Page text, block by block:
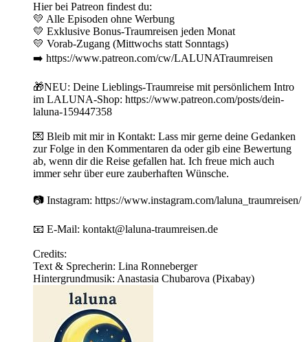
Hier bei Patreon findest du:
💛 Alle Episoden ohne Werbung
💛 Exklusive Bonus-Traumreisen jeden Monat
💛 Vorab-Zugang (Mittwochs statt Sonntags)
➡️ https://www.patreon.com/cw/LALUNATraumreisen
🎁NEU: Deine Lieblings-Traumreise mit persönlichem Intro
im LALUNA-Shop: https://www.patreon.com/posts/dein-
laluna-159447358
💌 Bleib mit mir in Kontakt: Lass mir gerne deine Gedanken
zur Folge in den Kommentaren da oder gib eine Bewertung
ab, wenn dir die Reise gefallen hat. Ich freue mich auch
immer sehr über eure zauberhaften Wünsche.
📷 Instagram: https://www.instagram.com/laluna_traumreisen/
📧 E-Mail: kontakt@laluna-traumreisen.de
Credits:
Text & Sprecherin: Lina Ronneberger
Hintergrundmusik: Anastasia Chubarova (Pixabay)